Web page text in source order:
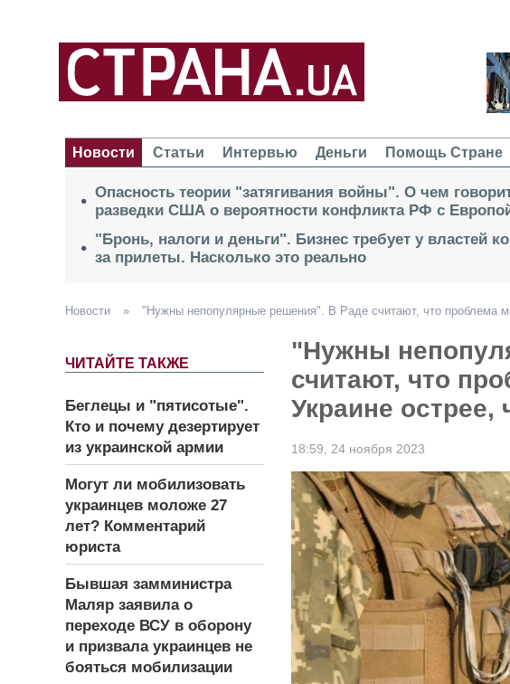
Новости
Статьи Интервью Деньги Помощь Стране
Опасность теории "затягивания войны". О чем
разведки США о вероятности конфликта РФ с
"Бронь, налоги и деньги". Бизнес требует у властей
за прилеты. Насколько это реально
Новости » "Нужны непопулярные решения". В Раде считают, что проблема
ЧИТАЙТЕ ТАКЖЕ
Беглецы и "пятисотые".
Кто и почему дезертирует
из украинской армии
Могут ли мобилизовать
украинцев моложе 27
лет? Комментарий
юриста
Бывшая замминистра
Маляр заявила о
переходе ВСУ в оборону
и призвала украинцев не
бояться мобилизации
"Нужны
считают, что
Украине
18:59, 24 ноября 2023